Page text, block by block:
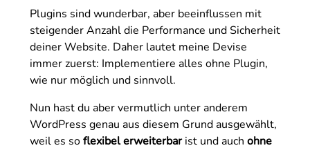
8.1 WP Armour - Honeypot Anti Spam
8.2 Antispam Bee
Weitere Teilbeiträge zu Plugins geplant
Fazit
Plugins sind wunderbar, aber beeinflussen mit
steigender Anzahl die Performance und Sicherheit
deiner Website. Daher lautet meine Devise
immer zuerst: Implementiere alles ohne Plugin,
wie nur möglich und sinnvoll.
Nun hast du aber vermutlich unter anderem
WordPress genau aus diesem Grund ausgewählt,
weil es soflexibel erweiterbarist und auch ohne